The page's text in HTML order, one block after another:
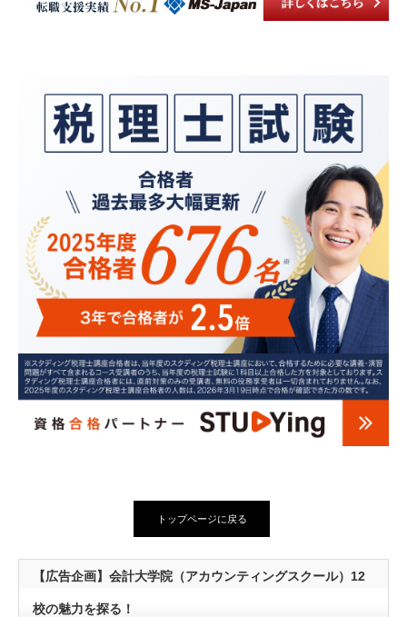
トップページに戻る
【広告企画】会計大学院（アカウンティングスクール）12
校の魅力を探る！